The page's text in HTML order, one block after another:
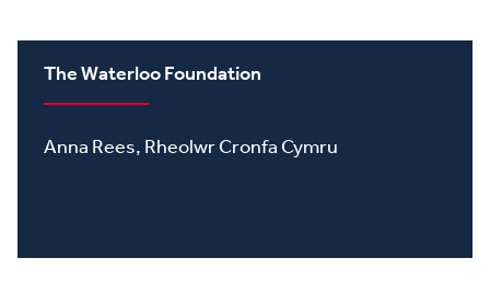
The Waterloo Foundation
Anna Rees, Rheolwr Cronfa Cymru